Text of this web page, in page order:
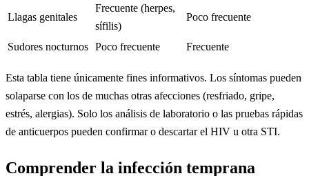
Llagas genitales
Frecuente (herpes,
sífilis)
Poco frecuente
Sudores nocturnos Poco frecuente Frecuente
Esta tabla tiene únicamente fines informativos. Los síntomas pueden
solaparse con los de muchas otras afecciones (resfriado, gripe,
estrés, alergias). Solo los análisis de laboratorio o las pruebas rápidas
de anticuerpos pueden confirmar o descartar el HIV u otra STI.
Comprender la infección temprana